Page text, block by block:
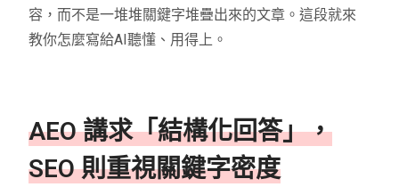
容，而不是一堆堆關鍵字堆疊出來的文章。這段就來
教你怎麼寫給AI聽懂、用得上。
AEO 講求「結構化回答」，
SEO 則重視關鍵字密度